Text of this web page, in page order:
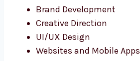
Brand Development
Creative Direction
UI/UX Design
Websites and Mobile Apps